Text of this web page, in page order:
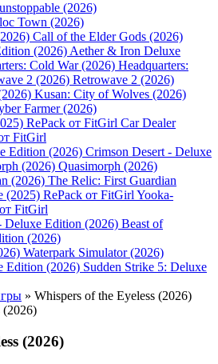
(2026)
Town (2026)
Call of the Elder Gods (2026)
Aether & Iron Deluxe
Headquarters:
Retrowave 2 (2026)
Kusan: City of Wolves (2026)
Farmer (2026)
Car Dealer
FitGirl
Crimson Desert - Deluxe
Quasimorph (2026)
The Relic: First Guardian
Yooka-
FitGirl
Beast of
(2026)
Waterpark Simulator (2026)
Sudden Strike 5: Deluxe
» Whispers of the Eyeless (2026)
(2026)